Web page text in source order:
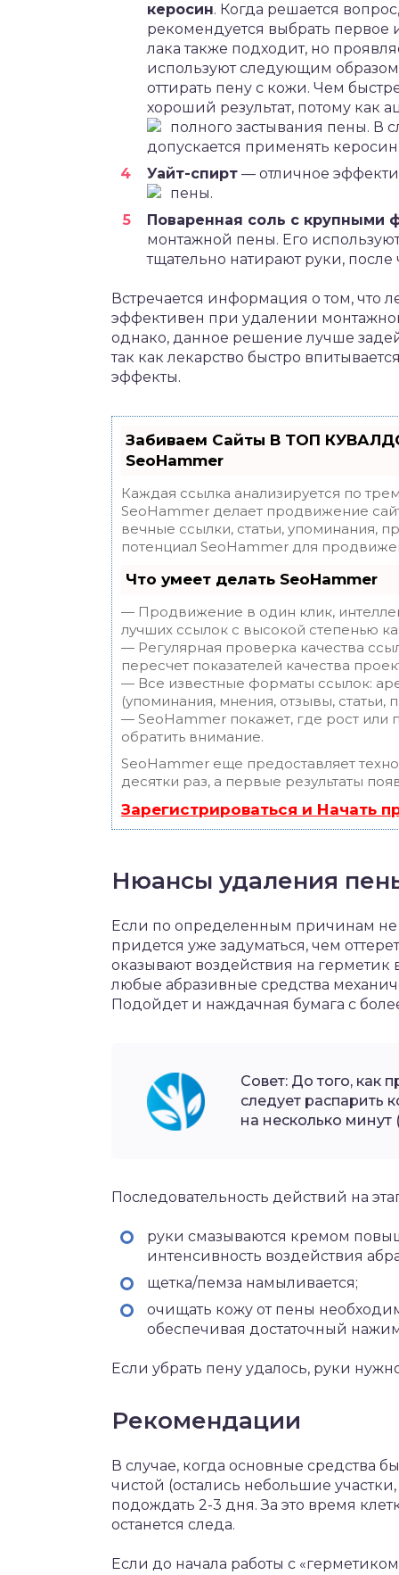
керосин. Когда решается
рекомендуется выбрать первое
лака также подходит, но
используют следующим
оттирать пену с кожи. Чем
хороший результат, потому как
полного застывания пены. В
допускается применять
Уайт-спирт — отличное
пены.
Поваренная соль с крупными
монтажной пены. Его
тщательно натирают руки,
Встречается информация о том, что
эффективен при удалении
однако, данное решение лучше
так как лекарство быстро
эффекты.
Забиваем Сайты В ТОП
SeoHammer
Каждая ссылка анализируется по
SeoHammer делает продвижение
вечные ссылки, статьи, упоминания,
потенциал SeoHammer для
Что умеет делать SeoHammer
— Продвижение в один клик,
лучших ссылок с высокой степенью
— Регулярная проверка качества
пересчет показателей качества
— Все известные форматы ссылок:
(упоминания, мнения, отзывы, статьи,
— SeoHammer покажет, где рост или
обратить внимание.
SeoHammer еще предоставляет
десятки раз, а первые результаты
Зарегистрироваться и Начать
Нюансы удаления
Если по определенным причинам не
придется уже задуматься, чем
оказывают воздействия на
любые абразивные средства
Подойдет и наждачная бумага с
Совет: До того, как
следует распарить
на несколько минут
Последовательность действий на
руки смазываются кремом
интенсивность воздействия
щетка/пемза намыливается;
очищать кожу от пены
обеспечивая достаточный
Если убрать пену удалось, руки
Рекомендации
В случае, когда основные средства
чистой (остались небольшие
подождать 2-3 дня. За это время
останется следа.
Если до начала работы с